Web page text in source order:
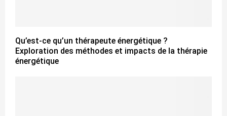
Qu’est-ce qu’un thérapeute énergétique ?
Exploration des méthodes et impacts de la thérapie
énergétique